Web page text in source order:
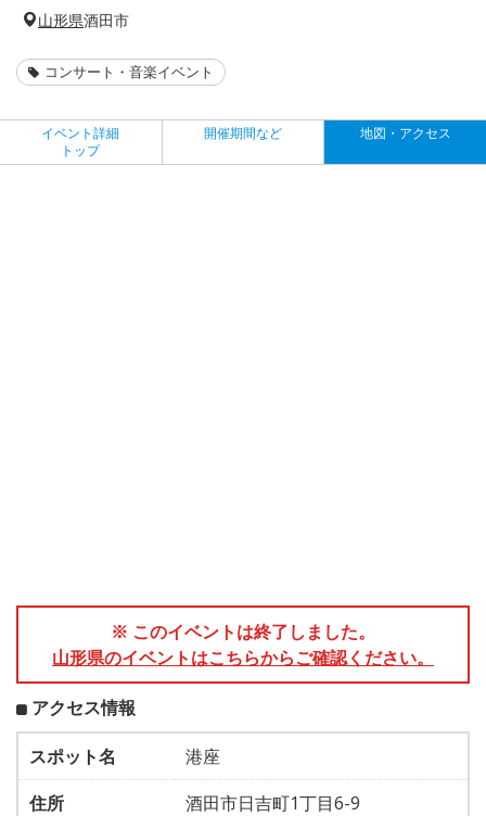
山形県酒田市
コンサート・音楽イベント
イベント詳細
トップ
開催期間など 地図・アクセス
※ このイベントは終了しました。
山形県のイベントはこちらからご確認ください。
アクセス情報
スポット名
港座
住所
酒田市日吉町1丁目6-9